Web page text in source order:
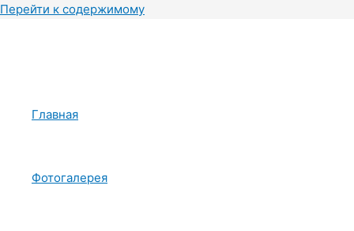
Перейти к содержимому
Главная
Фотогалерея